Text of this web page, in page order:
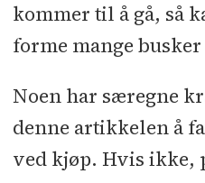
kommer til å gå, så
forme mange
Noen har særegne
denne artikkelen å
ved kjøp. Hvis ikke,